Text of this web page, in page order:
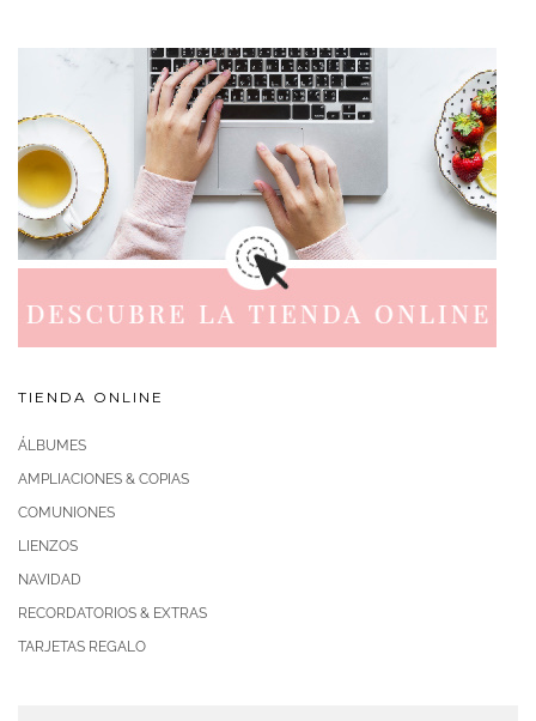
TIENDA ONLINE
ÁLBUMES
AMPLIACIONES & COPIAS
COMUNIONES
LIENZOS
NAVIDAD
RECORDATORIOS & EXTRAS
TARJETAS REGALO